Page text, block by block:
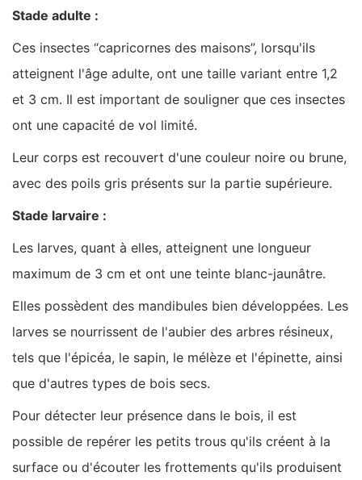
Stade adulte :
Ces insectes “capricornes des maisons”, lorsqu'ils
atteignent l'âge adulte, ont une taille variant entre 1,2
et 3 cm. Il est important de souligner que ces insectes
ont une capacité de vol limité.
Leur corps est recouvert d'une couleur noire ou brune,
avec des poils gris présents sur la partie supérieure.
Stade larvaire :
Les larves, quant à elles, atteignent une longueur
maximum de 3 cm et ont une teinte blanc-jaunâtre.
Elles possèdent des mandibules bien développées. Les
larves se nourrissent de l'aubier des arbres résineux,
tels que l'épicéa, le sapin, le mélèze et l'épinette, ainsi
que d'autres types de bois secs.
Pour détecter leur présence dans le bois, il est
possible de repérer les petits trous qu'ils créent à la
surface ou d'écouter les frottements qu'ils produisent